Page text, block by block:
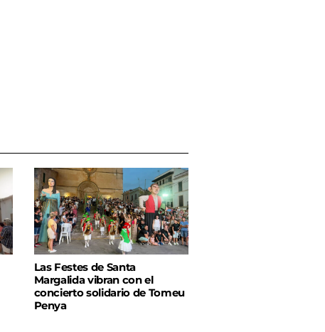
Las Festes de Santa
Margalida vibran con el
concierto solidario de Tomeu
Penya